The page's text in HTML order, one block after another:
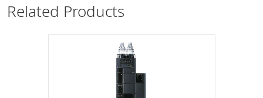
Related Products